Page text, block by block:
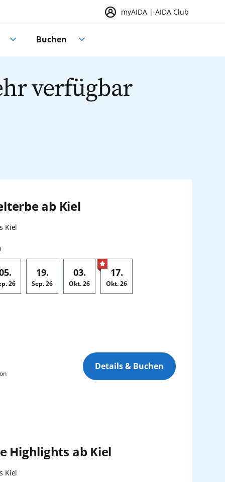
myAIDA | AIDA Club
Buchen
verfügbar
ab Kiel
Kiel
26
19.
Sep.26
03.
Okt.26
17.
Okt.26
Details & Buchen
Highlights ab Kiel
Kiel